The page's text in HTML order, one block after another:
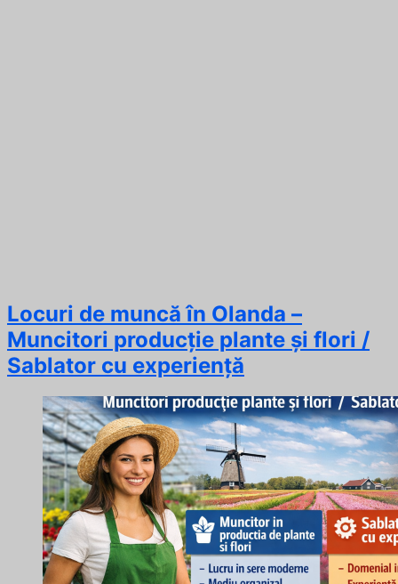
Locuri de muncă în Olanda –
Muncitori producție plante și flori /
Sablator cu experiență